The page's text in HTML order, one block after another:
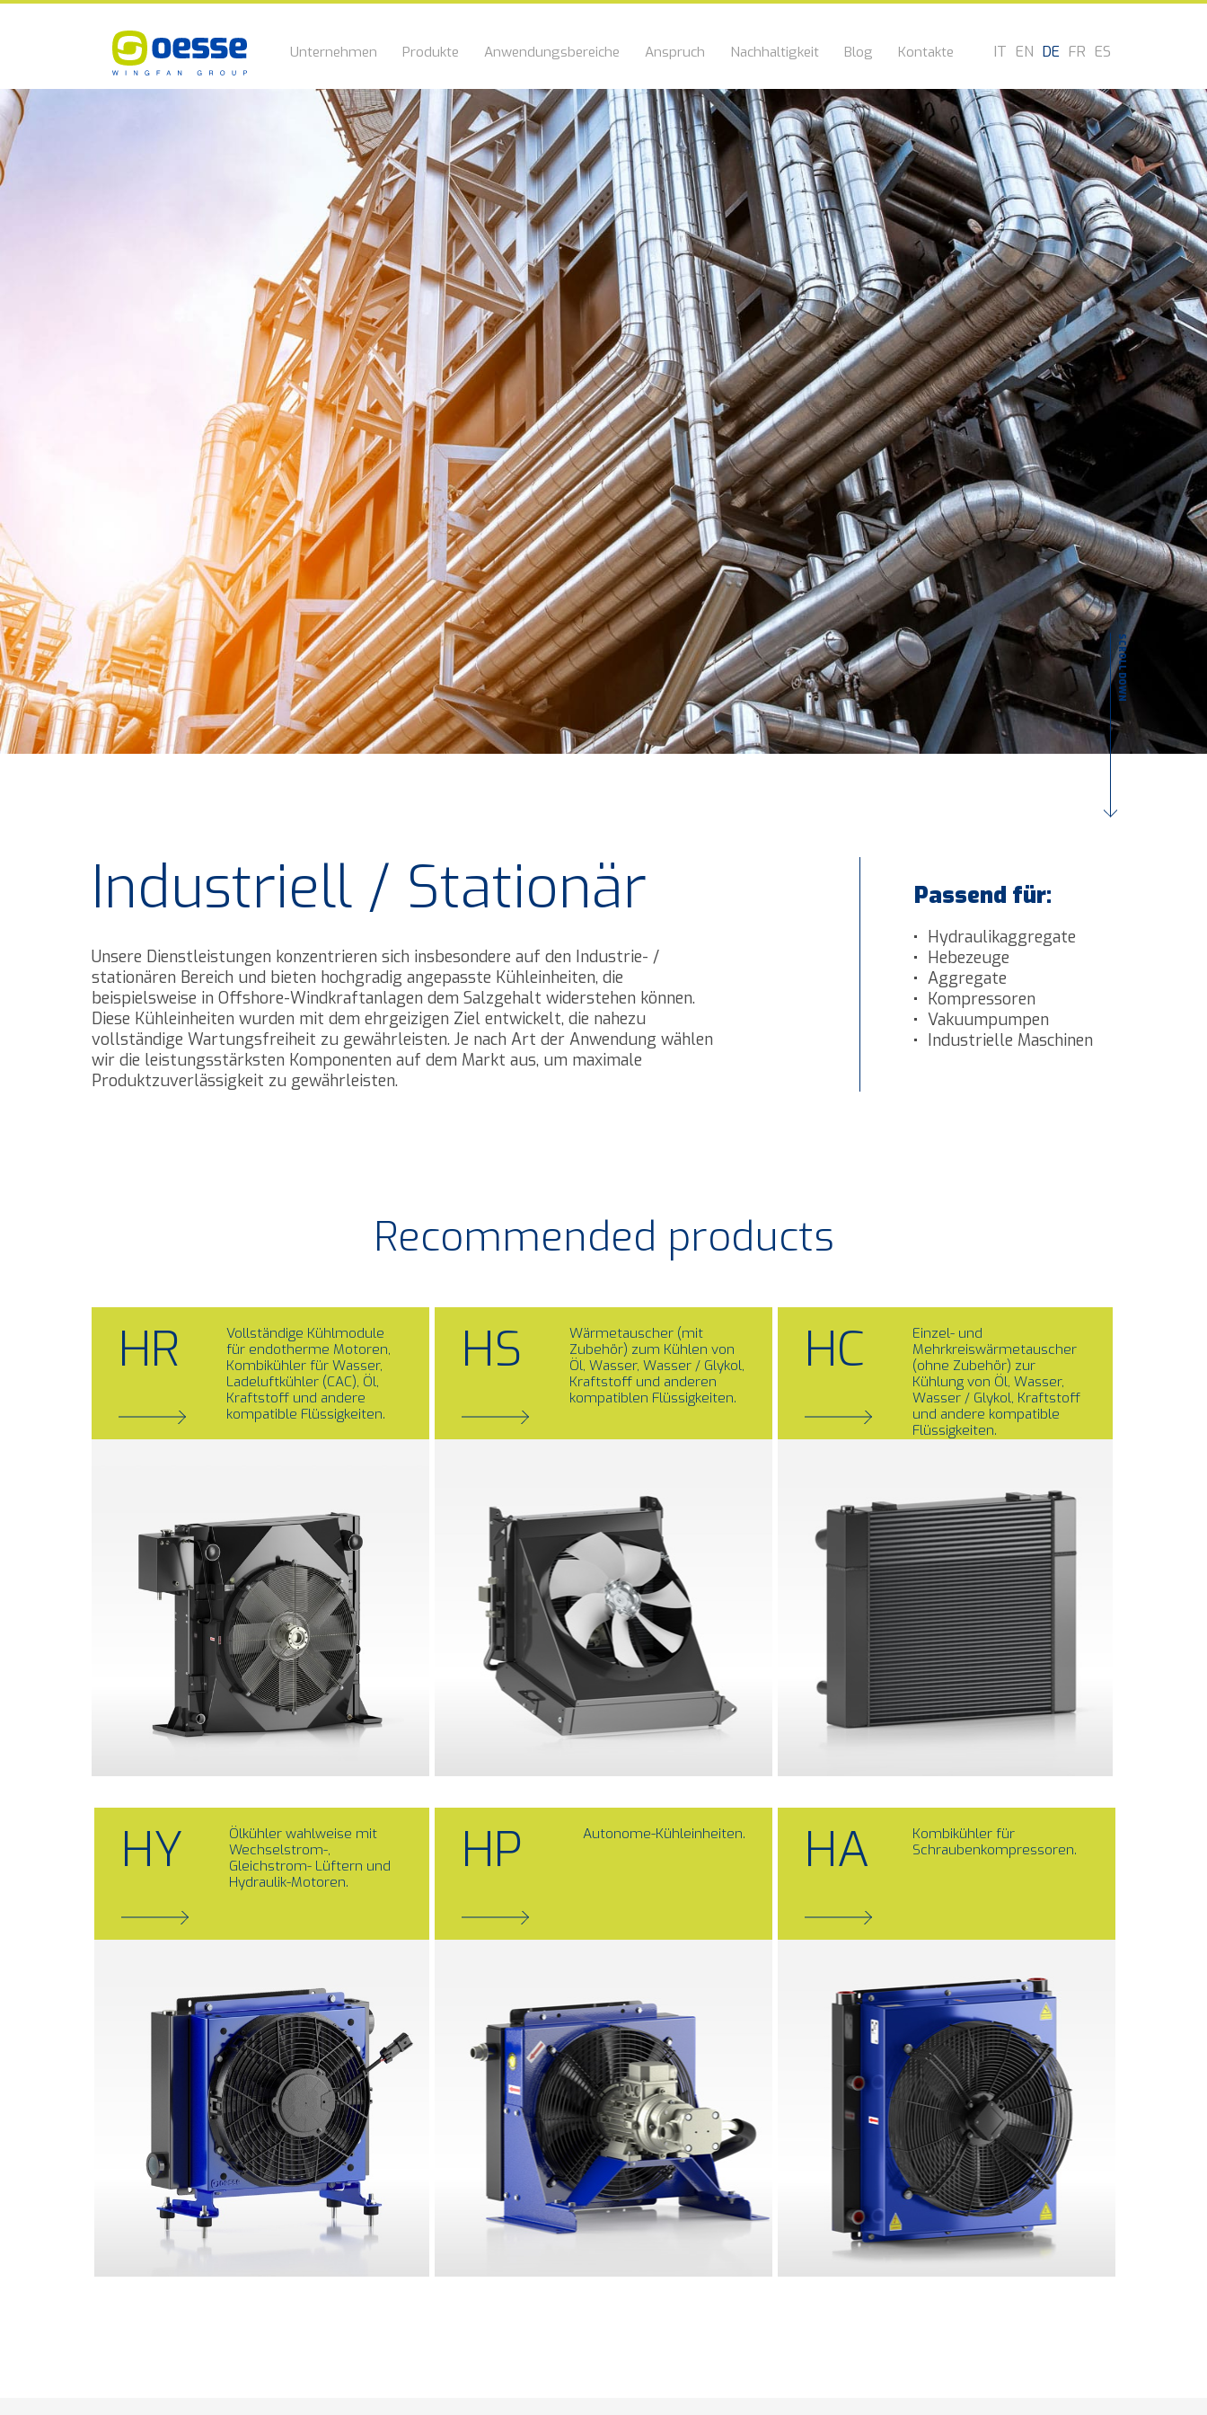
Unternehmen Produkte Anwendungsbereiche Anspruch Nachhaltigkeit Blog Kontakte IT EN DE FR ES
SCROLL DOWN
Industriell / Stationär
Unsere Dienstleistungen konzentrieren sich insbesondere auf den Industrie- /
stationären Bereich und bieten hochgradig angepasste Kühleinheiten, die
beispielsweise in Offshore-Windkraftanlagen dem Salzgehalt widerstehen können.
Diese Kühleinheiten wurden mit dem ehrgeizigen Ziel entwickelt, die nahezu
vollständige Wartungsfreiheit zu gewährleisten. Je nach Art der Anwendung wählen
wir die leistungsstärksten Komponenten auf dem Markt aus, um maximale
Produktzuverlässigkeit zu gewährleisten.
Passend für:
Hydraulikaggregate
Hebezeuge
Aggregate
Kompressoren
Vakuumpumpen
Industrielle Maschinen
Recommended products
HR
Vollständige Kühlmodule
für endotherme Motoren,
Kombikühler für Wasser,
Ladeluftkühler (CAC), Öl,
Kraftstoff und andere
kompatible Flüssigkeiten.
HS
Wärmetauscher (mit
Zubehör) zum Kühlen von
Öl, Wasser, Wasser / Glykol,
Kraftstoff und anderen
kompatiblen Flüssigkeiten.
HC
Einzel- und
Mehrkreiswärmetauscher
(ohne Zubehör) zur
Kühlung von Öl, Wasser,
Wasser / Glykol, Kraftstoff
und andere kompatible
Flüssigkeiten.
HY
Ölkühler wahlweise mit
Wechselstrom-,
Gleichstrom- Lüftern und
Hydraulik-Motoren.
HP Autonome-Kühleinheiten. HA
Kombikühler für
Schraubenkompressoren.